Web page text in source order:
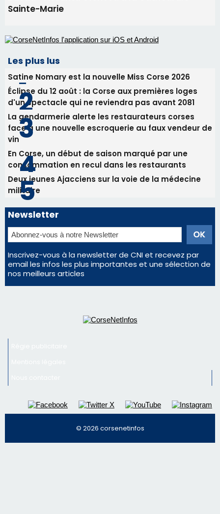
Les plus lus
Éclipse du 12 août : la Corse aux premières loges
d'un spectacle qui ne reviendra pas avant 2081
La gendarmerie alerte les restaurateurs corses
face à une nouvelle escroquerie au faux vendeur de
vin
En Corse, un début de saison marqué par une
consommation en recul dans les restaurants
Deux jeunes Ajacciens sur la voie de la médecine
militaire
Newsletter
Inscrivez-vous à la newsletter de CNI et recevez par
email les infos les plus importantes et une sélection de
© 2026 corsenetinfos